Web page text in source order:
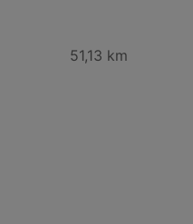
51,13 km